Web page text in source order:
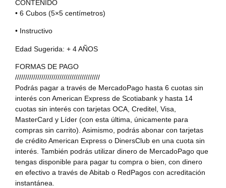
CONTENIDO
• 6 Cubos (5×5 centímetros)
• Instructivo
Edad Sugerida: + 4 AÑOS
FORMAS DE PAGO
//////////////////////////////////////////
Podrás pagar a través de MercadoPago hasta 6 cuotas sin
interés con American Express de Scotiabank y hasta 14
cuotas sin interés con tarjetas OCA, Creditel, Visa,
MasterCard y Líder (con esta última, únicamente para
compras sin carrito). Asimismo, podrás abonar con tarjetas
de crédito American Express o DinersClub en una cuota sin
interés. También podrás utilizar dinero de MercadoPago que
tengas disponible para pagar tu compra o bien, con dinero
en efectivo a través de Abitab o RedPagos con acreditación
instantánea.